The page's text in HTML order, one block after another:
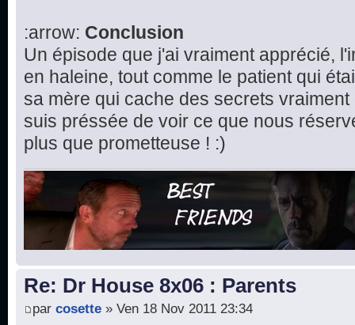
:arrow: Conclusion
Un épisode que j'ai vraiment apprécié,
en haleine, tout comme le patient qui
sa mère qui cache des secrets
suis préssée de voir ce que nous
plus que prometteuse ! :)
Re: Dr House 8x06 : Parents
par cosette » Ven 18 Nov 2011 23:34